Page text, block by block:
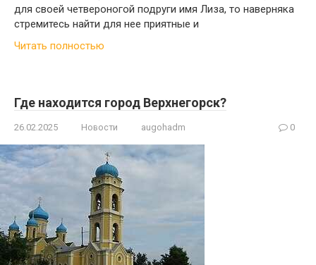
для своей четвероногой подруги имя Лиза, то наверняка
стремитесь найти для нее приятные и
Читать полностью
Где находится город Верхнегорск?
26.02.2025 Новости augohadm 0